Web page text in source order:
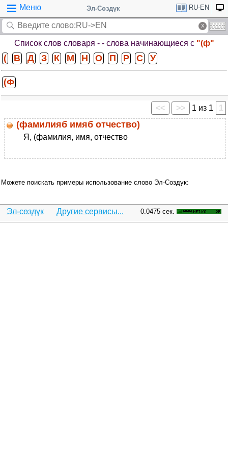
Меню Эл-Сөздүк RU-EN
Список слов словаря - - слова начинающиеся с "(ф"
( В Д З К М Н О П Р С У
(Ф
<< >> 1 из 1 1
(фамилияб имяб отчество)
Я, (фамилия, имя, отчество
Можете поискать примеры использование слово Эл-Создук:
Эл-сөздүк Другие сервисы... 0.0475 сек.